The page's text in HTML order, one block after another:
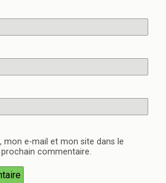
mon e-mail et mon site dans le
commentaire.